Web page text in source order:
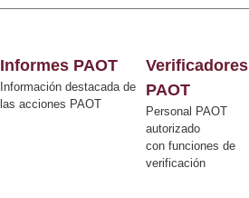
Informes PAOT
Información destacada de
las acciones PAOT
Verificadores
PAOT
Personal PAOT
autorizado
con funciones de
verificación